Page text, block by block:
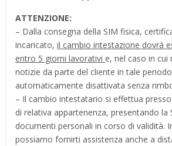
ATTENZIONE:
– Dalla consegna della SIM fisica,
incaricato, il cambio intestazione dovrà
entro 5 giorni lavorativi e, nel caso in cui
notizie da parte del cliente in tale
automaticamente disattivata senza
– Il cambio intestatario si effettua
di relativa appartenenza, presentando la
documenti personali in corso di validità.
possiamo fornirti assistenza anche a